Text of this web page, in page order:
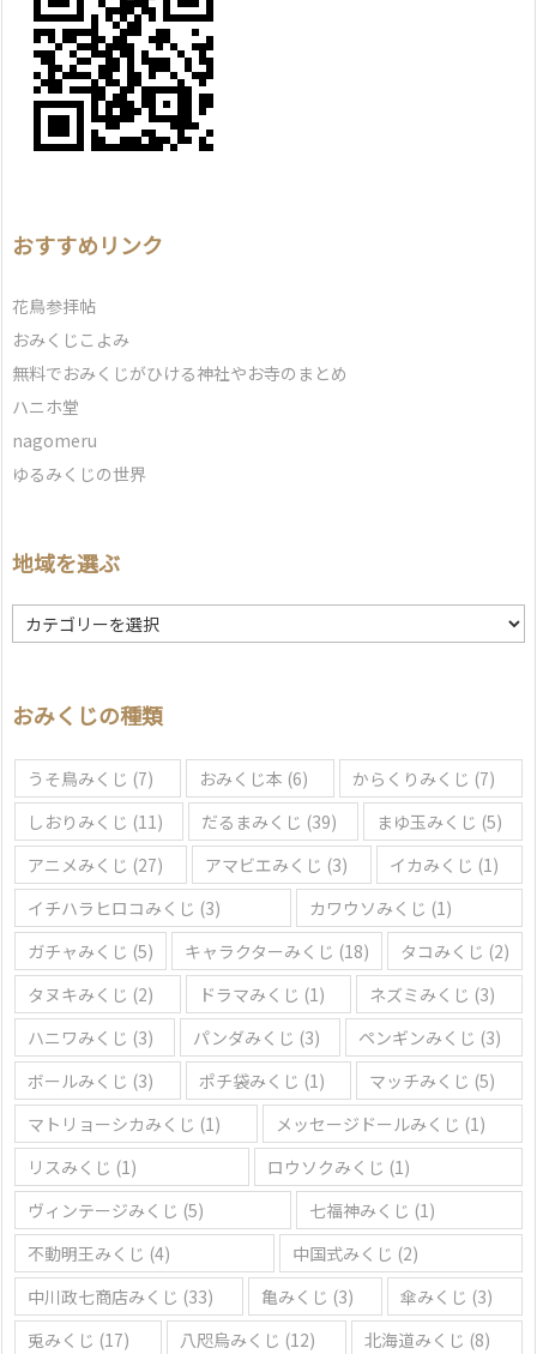
おすすめリンク
花鳥参拝帖
おみくじこよみ
無料でおみくじがひける神社やお寺のまとめ
ハニホ堂
nagomeru
ゆるみくじの世界
地域を選ぶ
地
域
ぶ
おみくじの種類
うそ鳥みくじ (7) おみくじ本 (6) からくりみくじ (7)
しおりみくじ (11) だるまみくじ (39) まゆ玉みくじ (5)
アニメみくじ (27) アマビエみくじ (3) イカみくじ (1)
イチハラヒロコみくじ (3) カワウソみくじ (1)
ガチャみくじ (5) キャラクターみくじ (18) タコみくじ (2)
タヌキみくじ (2) ドラマみくじ (1) ネズミみくじ (3)
ハニワみくじ (3) パンダみくじ (3) ペンギンみくじ (3)
ボールみくじ (3) ポチ袋みくじ (1) マッチみくじ (5)
マトリョーシカみくじ (1) メッセージドールみくじ (1)
リスみくじ (1) ロウソクみくじ (1)
ヴィンテージみくじ (5) 七福神みくじ (1)
不動明王みくじ (4) 中国式みくじ (2)
中川政七商店みくじ (33) 亀みくじ (3) 傘みくじ (3)
兎みくじ (17) 八咫烏みくじ (12) 北海道みくじ (8)